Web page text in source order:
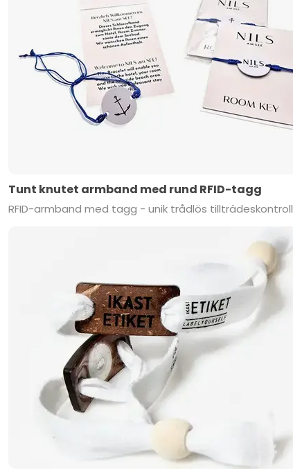
Tunt knutet armband med rund RFID-tagg
RFID-armband med tagg - unik trådlös tillträdeskontroll